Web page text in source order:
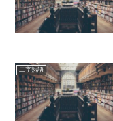
二字熟語